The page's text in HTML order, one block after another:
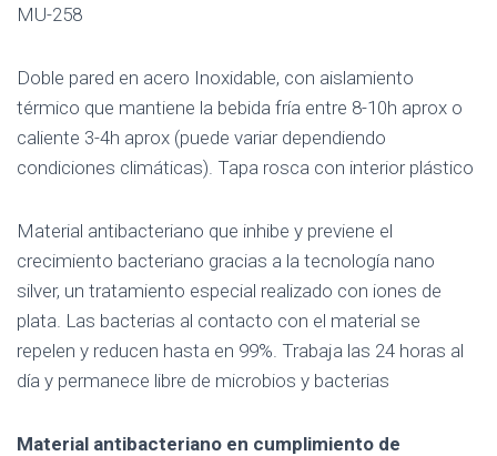
MU-258
Doble pared en acero Inoxidable, con aislamiento
térmico que mantiene la bebida fría entre 8-10h aprox o
caliente 3-4h aprox (puede variar dependiendo
condiciones climáticas). Tapa rosca con interior plástico
Material antibacteriano que inhibe y previene el
crecimiento bacteriano gracias a la tecnología nano
silver, un tratamiento especial realizado con iones de
plata. Las bacterias al contacto con el material se
repelen y reducen hasta en 99%. Trabaja las 24 horas al
día y permanece libre de microbios y bacterias
Material antibacteriano en cumplimiento de